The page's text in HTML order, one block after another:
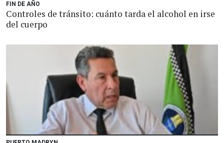
FIN DE AÑO
Controles de tránsito: cuánto tarda el alcohol en irse
del cuerpo